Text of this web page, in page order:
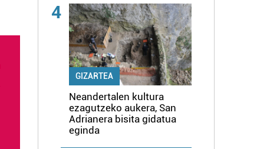
4
GIZARTEA
Neandertalen kultura
ezagutzeko aukera, San
Adrianera bisita gidatua
eginda